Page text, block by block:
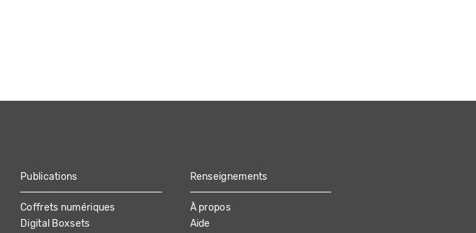
Publications
Coffrets numériques
Digital Boxsets
Renseignements
À propos
Aide